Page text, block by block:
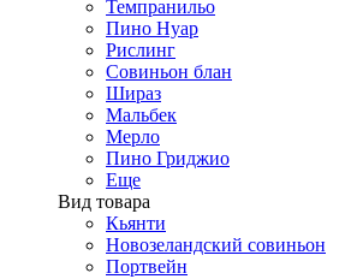
Темпранильо
Пино Нуар
Рислинг
Совиньон блан
Шираз
Мальбек
Мерло
Пино Гриджио
Еще
Вид товара
Кьянти
Новозеландский совиньон
Портвейн